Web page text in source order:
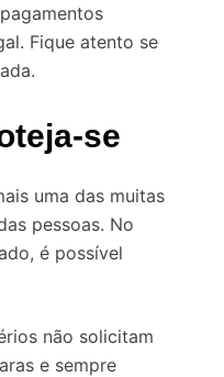
Fique atento se
se
uma das muitas
pessoas. No
é possível
não solicitam
e sempre